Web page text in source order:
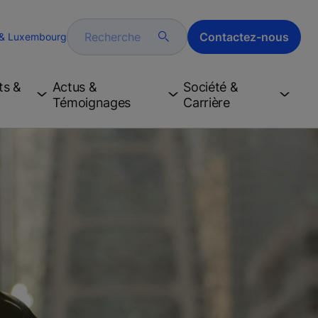
Luxembourg Recherche Contactez-nous
&
Actus &
Témoignages
Société &
Carrière